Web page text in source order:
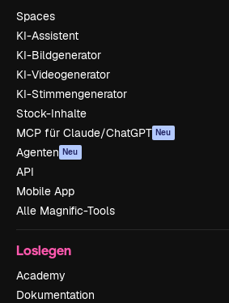
Spaces
KI-Assistent
KI-Bildgenerator
KI-Videogenerator
KI-Stimmengenerator
Stock-Inhalte
MCP für Claude/ChatGPT Neu
Agenten Neu
API
Mobile App
Alle Magnific-Tools
Loslegen
Academy
Dokumentation